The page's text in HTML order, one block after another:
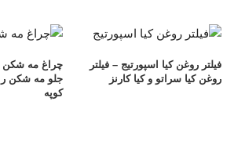
فیلتر روغن کیا اسپورتیج – فیلتر
روغن کیا سراتو و کیا کارنز
چراغ مه شکن
جلو مه شکن
کوپه